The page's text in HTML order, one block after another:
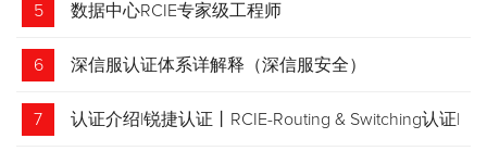
5 数据中心RCIE专家级工程师
6 深信服认证体系详解释（深信服安全）
7 认证介绍|锐捷认证丨RCIE-Routing & Switching认证|